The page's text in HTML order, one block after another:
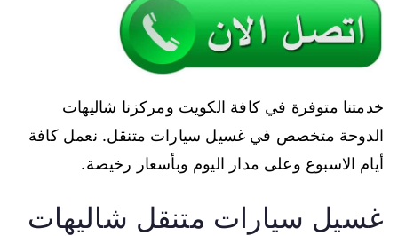
خدمتنا متوفرة في كافة الكويت ومركزنا شاليهات
الدوحة متخصص في غسيل سيارات متنقل. نعمل كافة
أيام الاسبوع وعلى مدار اليوم وبأسعار رخيصة.
غسيل سيارات متنقل شاليهات